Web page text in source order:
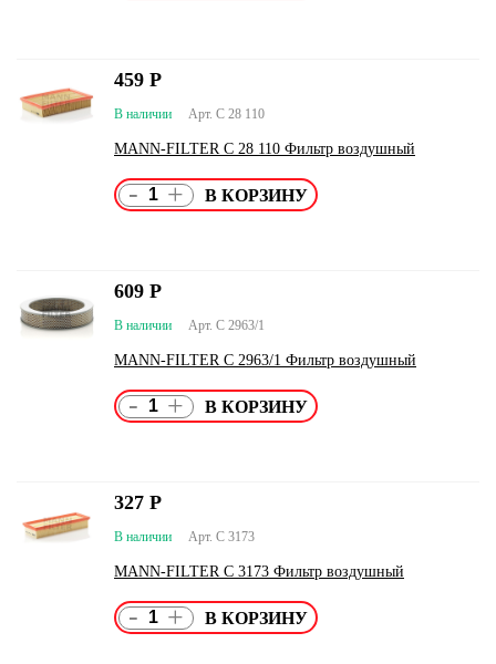
Арт. C 28 110
В наличии
MANN-FILTER C 28 110 Фильтр воздушный
459 Р
- +
Арт. C 2963/1
В наличии
MANN-FILTER C 2963/1 Фильтр воздушный
609 Р
- +
Арт. C 3173
В наличии
MANN-FILTER C 3173 Фильтр воздушный
327 Р
- +